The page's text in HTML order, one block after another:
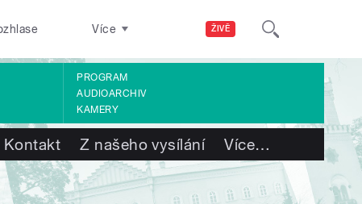
ŽIVĚ
Více
PROGRAM
AUDIOARCHIV
KAMERY
Kontakt Z našeho vysílání Více…